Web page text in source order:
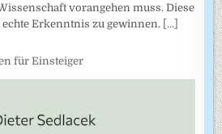
vorangehen muss. Diese
Erkenntnis zu gewinnen. [...]
für Einsteiger